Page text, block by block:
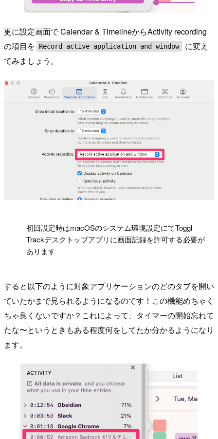
更に設定画面で Calendar & TimelineからActivity recording
の項目を
Record active application and window
に変え
てみましょう。
初回設定時はmacOSのシステム環境設定にてToggl
Trackデスクトップアプリに画面記録を許可する必要が
あります
すると以下のように対象アプリケーションのどのタブを開い
ていたかまで見られるようになるのです！この機能めちゃく
ちゃ良くないですか？これによって、タイマーの開始忘れて
たな〜というときもある程度何をしてたか分かるようになり
ます。